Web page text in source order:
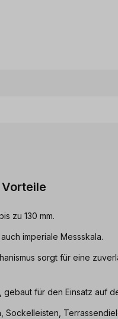
zu 130 mm.
imperiale Messskala.
sorgt für eine
gebaut für den Einsatz auf
Sockelleisten,